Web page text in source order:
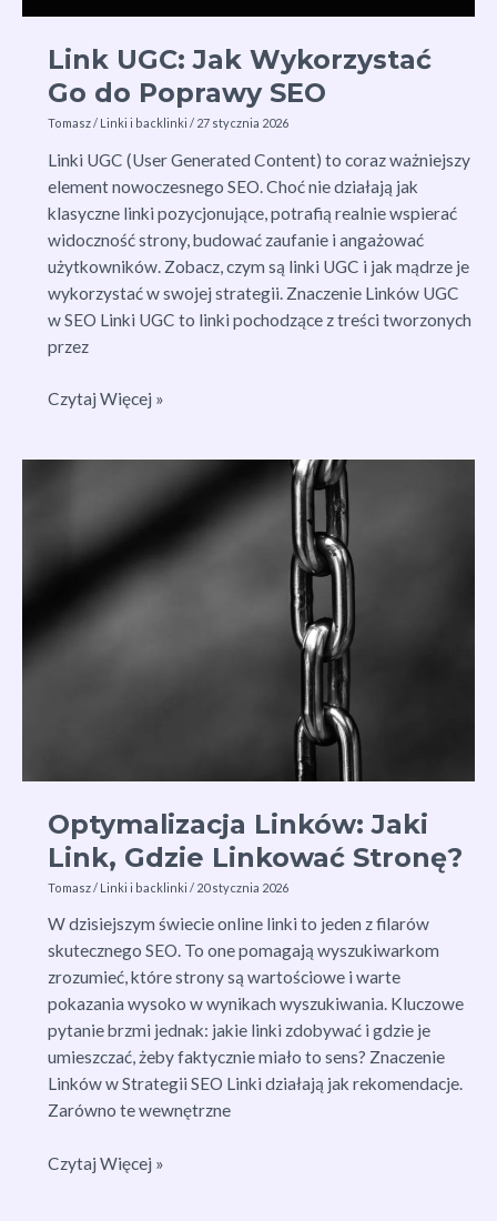
Link UGC: Jak Wykorzystać
Go do Poprawy SEO
Tomasz/ Linki i backlinki / 27 stycznia 2026
Linki UGC (User Generated Content) to coraz ważniejszy
element nowoczesnego SEO. Choć nie działają jak
klasyczne linki pozycjonujące, potrafią realnie wspierać
widoczność strony, budować zaufanie i angażować
użytkowników. Zobacz, czym są linki UGC i jak mądrze je
wykorzystać w swojej strategii. Znaczenie Linków UGC
w SEO Linki UGC to linki pochodzące z treści tworzonych
przez
Link
Poprawy
Czytaj Więcej »
Optymalizacja Linków: Jaki
Link, Gdzie Linkować Stronę?
Tomasz/ Linki i backlinki / 20 stycznia 2026
W dzisiejszym świecie online linki to jeden z filarów
skutecznego SEO. To one pomagają wyszukiwarkom
zrozumieć, które strony są wartościowe i warte
pokazania wysoko w wynikach wyszukiwania. Kluczowe
pytanie brzmi jednak: jakie linki zdobywać i gdzie je
umieszczać, żeby faktycznie miało to sens? Znaczenie
Linków w Strategii SEO Linki działają jak rekomendacje.
Zarówno te wewnętrzne
Optymalizacja
Czytaj Więcej »